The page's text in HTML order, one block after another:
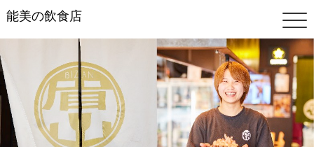
能美の飲食店